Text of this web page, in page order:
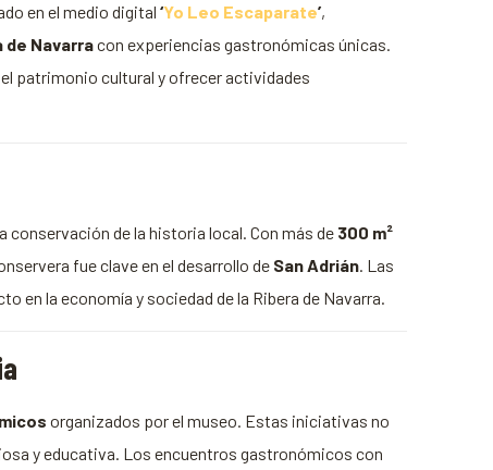
en el medio digital‘Yo Leo Escaparate’,
Navarracon experiencias gastronómicas únicas.
patrimonio cultural y ofrecer actividades
conservación de la historia local. Con más de 300 m²
fue clave en el desarrollo de San Adrián. Las
la economía y sociedad de la Ribera de Navarra.
organizados por el museo. Estas iniciativas no
y educativa. Los encuentros gastronómicos con